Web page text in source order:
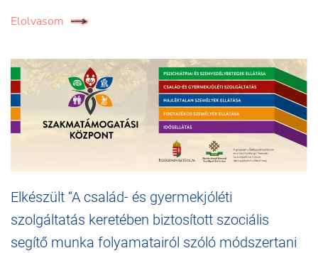
Elolvasom
Elkészült “A család- és gyermekjóléti
szolgáltatás keretében biztosított szociális
segítő munka folyamatairól szóló módszertani